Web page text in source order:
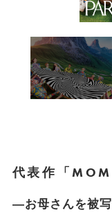
代表作「
―お母さんを被写